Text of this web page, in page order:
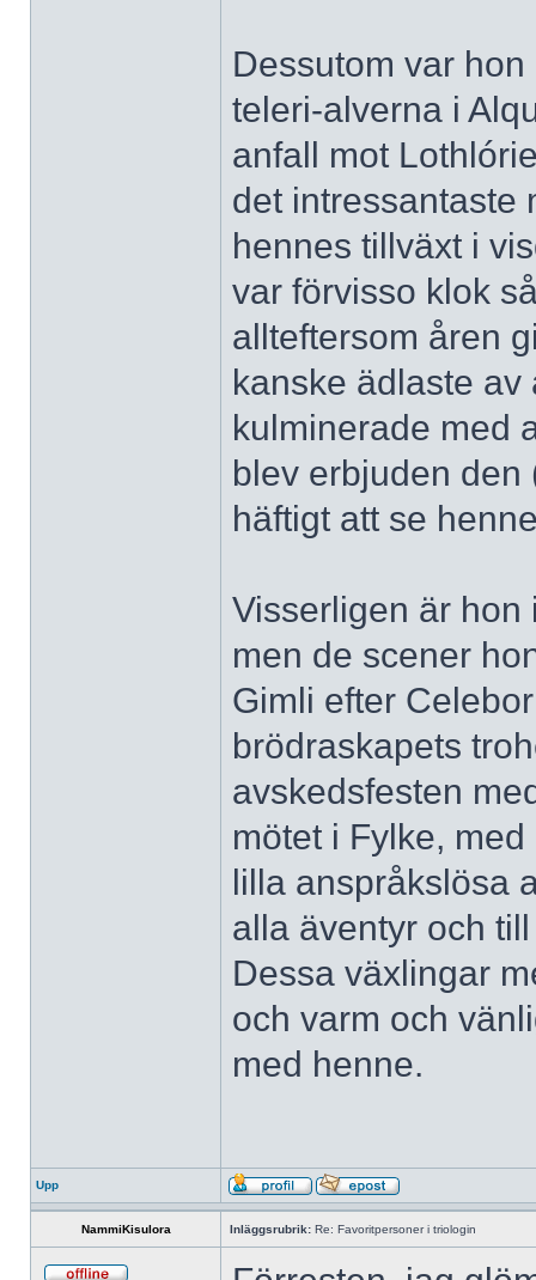
Dessutom var
teleri-alverna i
anfall mot
det intressantaste
hennes tillväxt i
var förvisso klok
allteftersom åren
kanske ädlaste
kulminerade med
blev erbjuden den
häftigt att se
Visserligen är hon
men de scener
Gimli efter
brödraskapets
avskedsfesten
mötet i Fylke,
lilla anspråkslösa
alla äventyr och
Dessa växlingar
och varm och
med henne.
Upp
NammiKisulora Inläggsrubrik: Re: Favoritpersoner i triologin